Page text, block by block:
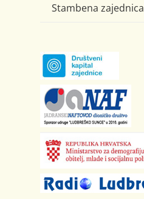
Stambena zajednica